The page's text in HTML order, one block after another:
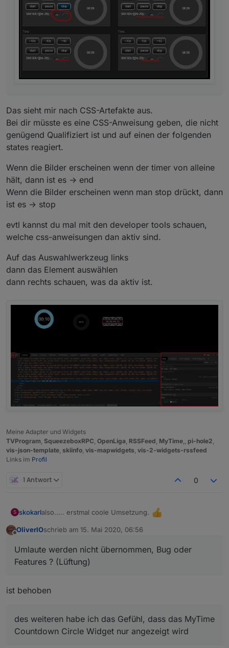
Das sieht mir nach CSS-Artefakte aus.
Bei dir müsste es eine CSS-Anweisung geben, die nicht
genügend Qualifiziert ist und auf einen der folgenden
states reagiert.
Wenn die Bilder erscheinen wenn der timer von alleine
hält, dann ist es -> end
Wenn die Bilder erscheinen wenn man stop drückt, dann
ist es -> stop
evtl kannst du mal mit den developer tools schauen,
welche css-anweisungen dan aktiv sind.
Auf das Auswahlwerkzeug links
dann das Element auswählen
dann rechts schauen, was da aktiv ist.
Meine Adapter und Widgets
TVProgram SqueezeboxRPC OpenLiga RSSFeed MyTime pi-hole2
vis-json-template skiinfo vis-mapwidgets vis-2-widgets-rssfeed
Links im Profil
1 Antwort 0
S skokarlalso..... erstmal coole Umsetzung.
Umlaute werden nicht übernommen, Bug oder
des weiteren habe ich das Gefühl, dass das MyTime
Countdown Circle Widget nur angezeigt wird
wenn das MyTime Countdown Plain auch
Offline
OliverIOschrieb am 15. Mai 2020, 06:56
zuletzt editiert von
Umlaute werden nicht übernommen, Bug oder
Features ? (Lüftung)
ist behoben
des weiteren habe ich das Gefühl, dass das MyTime
Countdown Circle Widget nur angezeigt wird